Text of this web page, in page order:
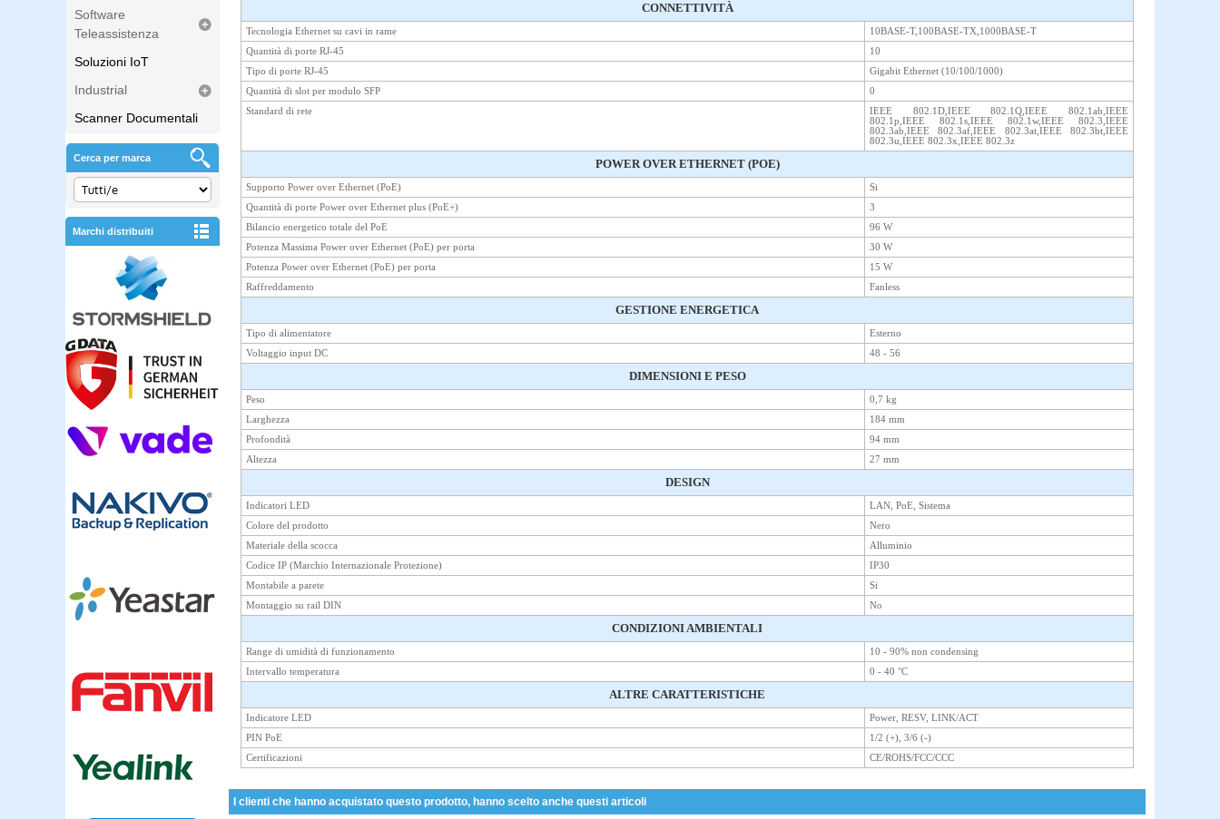
Software
Teleassistenza
Soluzioni IoT
Industrial
Scanner Documentali
Cerca per marca
Marchi distribuiti
CONNETTIVITÀ
Tecnologia Ethernet su cavi in rame
10BASE-T,100BASE-TX,1000BASE-T
Quantità di porte RJ-45
10
Tipo di porte RJ-45
Gigabit Ethernet (10/100/1000)
Quantità di slot per modulo SFP
0
Standard di rete
IEEE 802.1D,IEEE 802.1Q,IEEE 802.1ab,IEEE
802.1p,IEEE 802.1s,IEEE 802.1w,IEEE 802.3,IEEE
802.3ab,IEEE 802.3af,IEEE 802.3at,IEEE 802.3bt,IEEE
802.3u,IEEE 802.3x,IEEE 802.3z
POWER OVER ETHERNET (POE)
Supporto Power over Ethernet (PoE)
Si
Quantità di porte Power over Ethernet plus (PoE+)
3
Bilancio energetico totale del PoE
96 W
Potenza Massima Power over Ethernet (PoE) per porta
30 W
Potenza Power over Ethernet (PoE) per porta
15 W
Raffreddamento
Fanless
GESTIONE ENERGETICA
Tipo di alimentatore
Esterno
Voltaggio input DC
48 - 56
DIMENSIONI E PESO
Peso
0,7 kg
Larghezza
184 mm
Profondità
94 mm
Altezza
27 mm
DESIGN
Indicatori LED
LAN, PoE, Sistema
Colore del prodotto
Nero
Materiale della scocca
Alluminio
Codice IP (Marchio Internazionale Protezione)
IP30
Montabile a parete
Si
Montaggio su rail DIN
No
CONDIZIONI AMBIENTALI
Range di umidità di funzionamento
10 - 90% non condensing
Intervallo temperatura
0 - 40 °C
ALTRE CARATTERISTICHE
Indicatore LED
Power, RESV, LINK/ACT
PIN PoE
1/2 (+), 3/6 (-)
Certificazioni
CE/ROHS/FCC/CCC
I clienti che hanno acquistato questo prodotto, hanno scelto anche questi articoli